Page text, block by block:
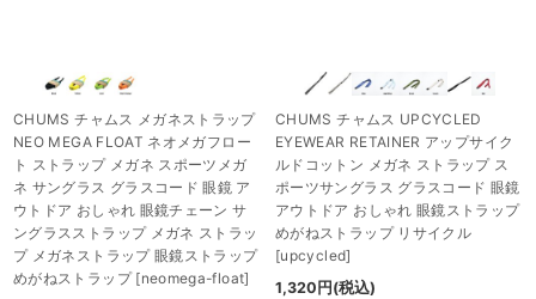
CHUMS チャムス メガネストラップ
NEO MEGA FLOAT ネオメガフロー
ト ストラップ メガネ スポーツメガ
ネ サングラス グラスコード 眼鏡 ア
ウトドア おしゃれ 眼鏡チェーン サ
ングラスストラップ メガネ ストラッ
プ メガネストラップ 眼鏡ストラップ
めがねストラップ [neomega-float]
CHUMS チャムス UPCYCLED
EYEWEAR RETAINER アップサイク
ルドコットン メガネ ストラップ ス
ポーツサングラス グラスコード 眼鏡
アウトドア おしゃれ 眼鏡ストラップ
めがねストラップ リサイクル
[upcycled]
1,320 円 (税込)